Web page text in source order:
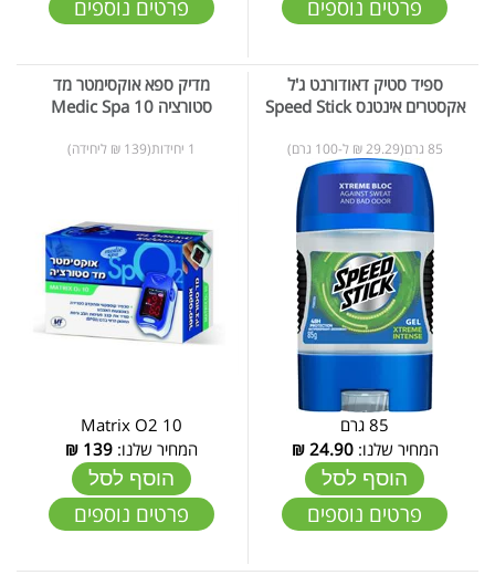
פרטים נוספים פרטים נוספים
ספיד סטיק דאודורנט ג'ל
אקסטרים אינטנס Speed Stick
85 גרם(29.29 ₪ ל-100 גרם)
85 גרם
המחיר שלנו:24.90
₪
הוסף לסל
פרטים נוספים
מדיק ספא אוקסימטר מד
סטורציה 10 Medic Spa
1 יחידות(139 ₪ ליחידה)
Matrix O2 10
המחיר שלנו:139
₪
הוסף לסל
פרטים נוספים